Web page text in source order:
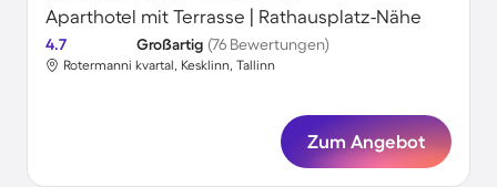
Aparthotel mit Terrasse | Rathausplatz-Nähe
4.7 Großartig (76 Bewertungen)
Rotermanni kvartal, Kesklinn, Tallinn
Zum Angebot